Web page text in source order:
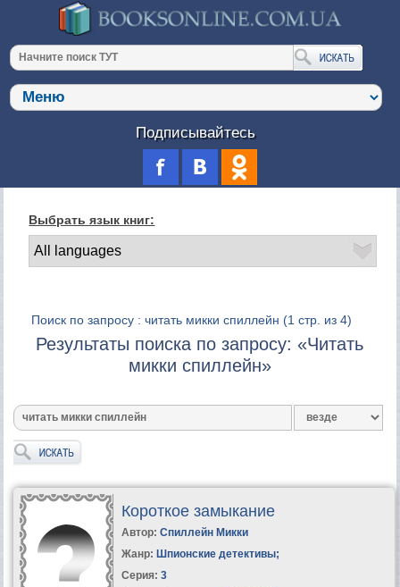
Подписывайтесь
Выбрать язык книг:
Поиск по запросу : читать микки спиллейн (1 стр. из 4)
Результаты поиска по запросу: «Читать
микки спиллейн»
Короткое замыкание
Автор: Спиллейн Микки
Жанр: Шпионские детективы;
Серия: 3